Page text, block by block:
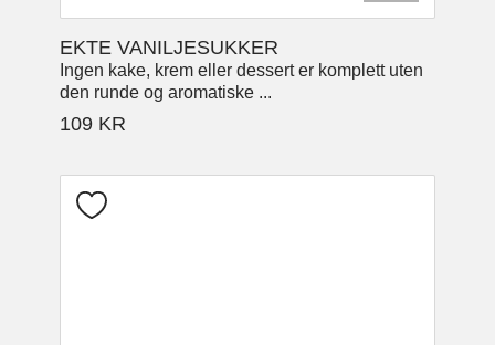
EKTE VANILJESUKKER
Ingen kake, krem eller dessert er komplett uten
den runde og aromatiske ...
109 KR